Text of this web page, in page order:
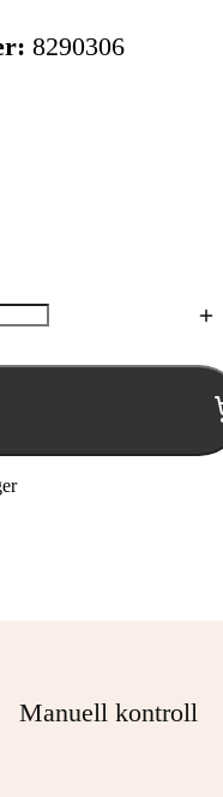
8290306
Manuell kontroll